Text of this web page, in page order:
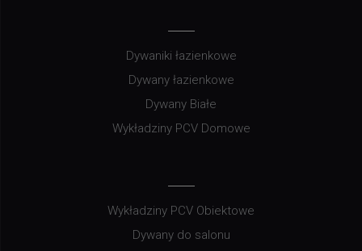
Dywaniki łazienkowe
Dywany łazienkowe
Dywany Białe
Wykładziny PCV Domowe
Wykładziny PCV Obiektowe
Dywany do salonu